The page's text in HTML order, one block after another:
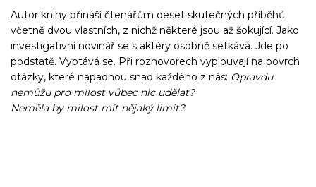
Autor knihy přináší čtenářům deset skutečných příběhů
včetně dvou vlastních, z nichž některé jsou až šokující. Jako
investigativní novinář se s aktéry osobně setkává. Jde po
podstatě. Vyptává se. Při rozhovorech vyplouvají na povrch
otázky, které napadnou snad každého z nás: Opravdu
nemůžu pro milost vůbec nic udělat?
Neměla by milost mít nějaký limit?